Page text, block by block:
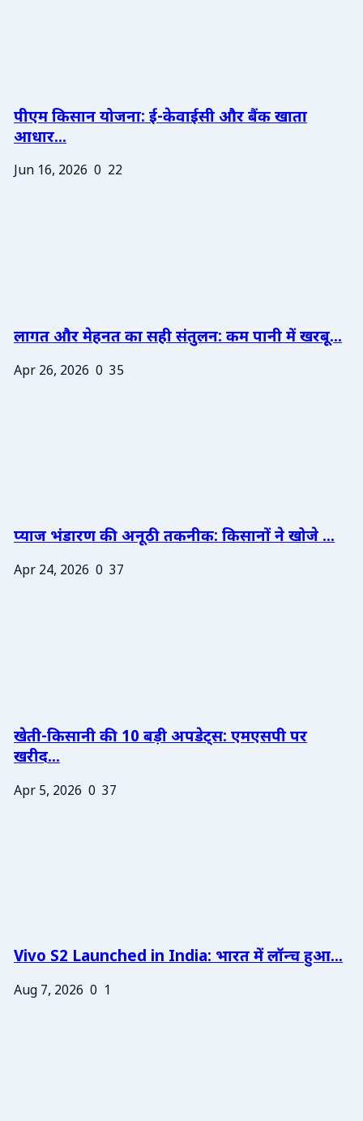
पीएम किसान योजना: ई-केवाईसी और बैंक खाता
आधार...
Jun 16, 2026 0 22
लागत और मेहनत का सही संतुलन: कम पानी में खरबू...
Apr 26, 2026 0 35
प्याज भंडारण की अनूठी तकनीक: किसानों ने खोजे ...
Apr 24, 2026 0 37
खेती-किसानी की 10 बड़ी अपडेट्स: एमएसपी पर
खरीद...
Apr 5, 2026 0 37
Vivo S2 Launched in India: भारत में लॉन्च हुआ...
Aug 7, 2026 0 1